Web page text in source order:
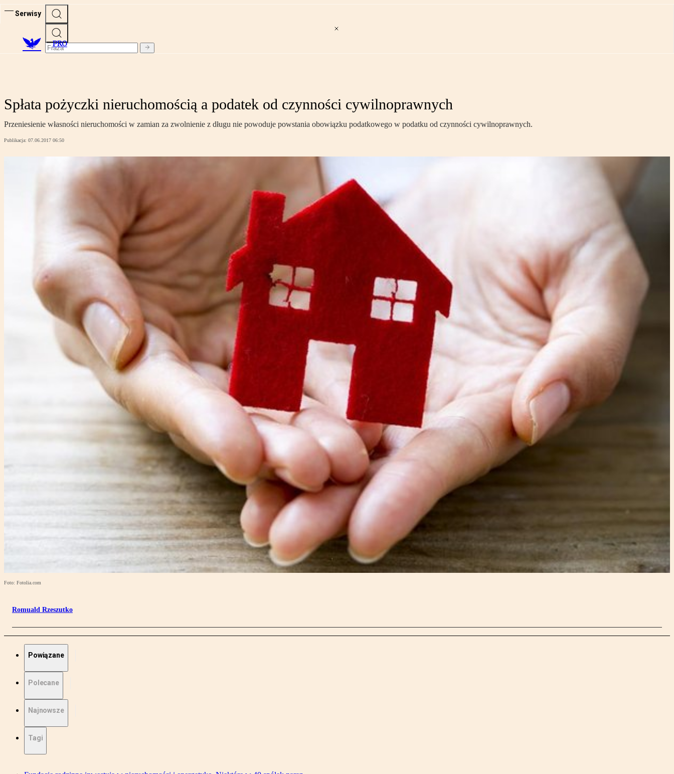
Serwisy
PRO
Spłata pożyczki nieruchomością a podatek od czynności cywilnoprawnych
Przeniesienie własności nieruchomości w zamian za zwolnienie z długu nie powoduje powstania obowiązku podatkowego w podatku od czynności cywilnoprawnych.
Publikacja: 07.06.2017 06:50
Foto: Fotolia.com
Romuald Rzeszutko
Powiązane
Polecane
Najnowsze
Tagi